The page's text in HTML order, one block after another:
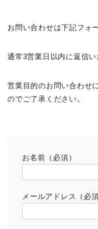
お問い合わせは下記フォ
通常3営業日以内に返信い
営業目的のお問い合わせ
のでご了承ください。
お名前（必須）
メールアドレス（必須